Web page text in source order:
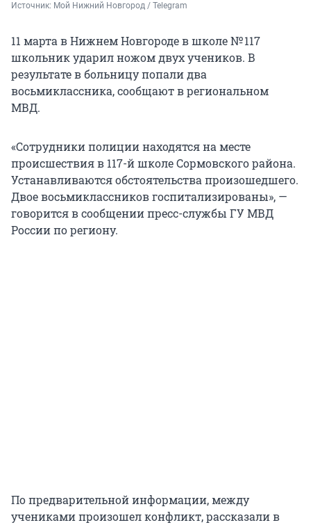
Источник: Мой Нижний Новгород / Telegram
11 марта в Нижнем Новгороде в школе№ 117
школьник ударил ножом двух учеников. В
результате в больницу попали два
восьмиклассника, сообщают в региональном
МВД.
«Сотрудники полиции находятся на месте
происшествия в 117-й школе Сормовского района.
Устанавливаются обстоятельства произошедшего.
Двое восьмиклассников госпитализированы», —
говорится в сообщении пресс-службы ГУ МВД
России по региону.
По предварительной информации, между
учениками произошел конфликт, рассказали в